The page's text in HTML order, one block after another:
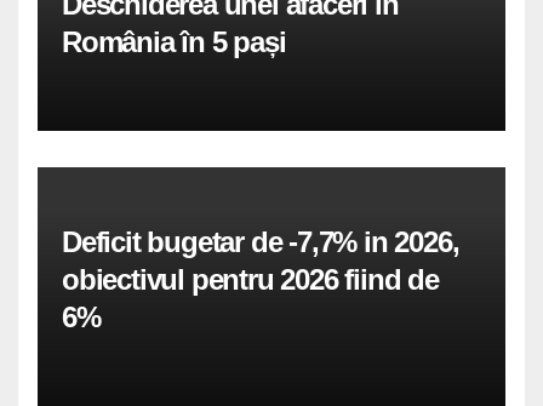
România în 5 pași
Deficit bugetar de -7,7% in 2026,
obiectivul pentru 2026 fiind de
6%